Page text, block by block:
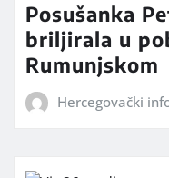
Posušanka
briljirala u
Rumunjskom
Hercegovački